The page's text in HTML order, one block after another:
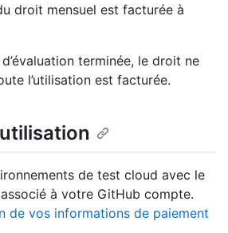
droit mensuel est facturée à
terminée, le droit ne
l’utilisation est facturée.
de test cloud avec le
à votre GitHub compte.
de vos informations de paiement